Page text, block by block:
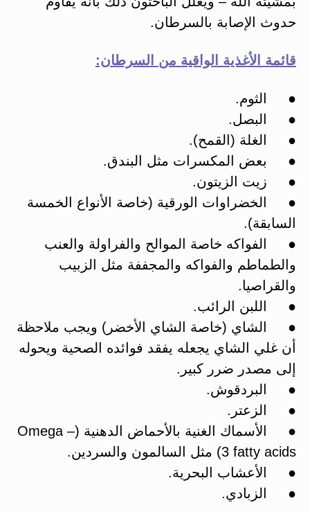
حدوث الإصابة بالسرطان.
قائمة الأغذية الواقية من السرطان:
● الثوم.
● البصل.
● الغلة (القمح).
● بعض المكسرات مثل البندق.
● زيت الزيتون.
● الخضراوات الورقية (خاصة الأنواع الخمسة
السابقة).
● الفواكه خاصة الموالح والفراولة والعنب
والطماطم والفواكه والمجففة مثل الزبيب
والقراصيا.
● اللبن الرائب.
● الشاي (خاصة الشاي الأخضر) ويجب ملاحظة
أن غلي الشاي يجعله يفقد فوائده الصحية ويحوله
إلى مصدر ضرر كبير.
● البردقوش.
● الزعتر.
● الأسماك الغنية بالأحماض الدهنية (Omega –
3 fatty acids) مثل السالمون والسردين.
● الأعشاب البحرية.
● الزبادي.